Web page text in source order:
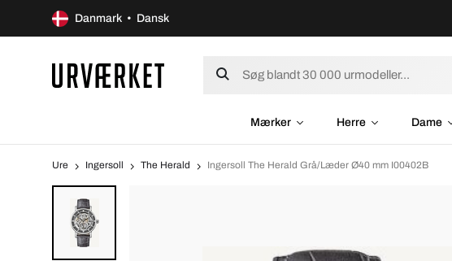
Danmark • Dansk
Mærker Herre Dame
Ure Ingersoll The Herald Ingersoll The Herald Grå/Læder Ø40 mm I00402B